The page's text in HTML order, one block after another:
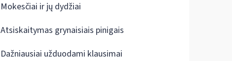
Mokesčiai ir jų dydžiai
Atsiskaitymas grynaisiais pinigais
Dažniausiai užduodami klausimai